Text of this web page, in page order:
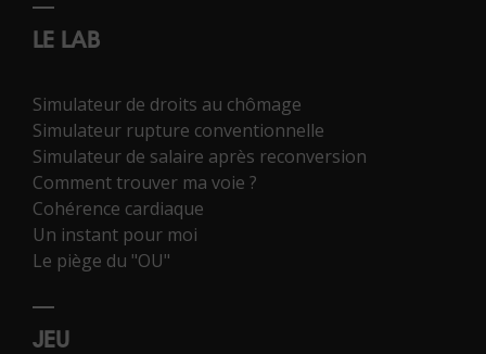
LE LAB
Simulateur de droits au chômage
Simulateur rupture conventionnelle
Simulateur de salaire après reconversion
Comment trouver ma voie ?
Cohérence cardiaque
Un instant pour moi
Le piège du "OU"
JEU